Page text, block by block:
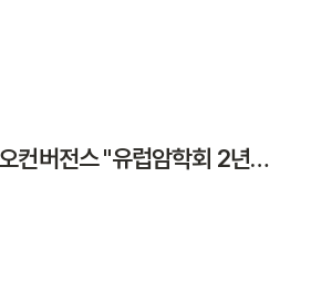
그래디언트 바이오컨버전스 "유럽암학회 2년연속 참가"